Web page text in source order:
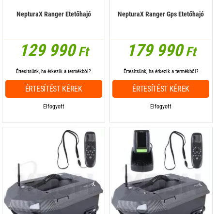
NepturaX Ranger Etetőhajó
129 990Ft
Elfogyott
Értesítsünk, ha érkezik a termékből?
ÉRTESÍTÉST KÉREK
NepturaX Ranger Gps Etetőhajó
179 990Ft
Elfogyott
Értesítsünk, ha érkezik a termékből?
ÉRTESÍTÉST KÉREK